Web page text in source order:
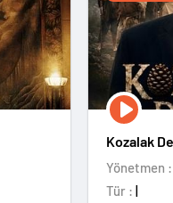
Kozalak
Yönetmen :
Tür : |